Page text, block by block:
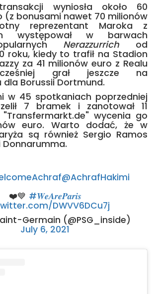
wyniosła około 60
(z bonusami nawet 70 milionów
reprezentant Maroka z
występował w barwach
Nerazzurrich od
roku, kiedy to trafił na Stadion
za 41 milionów euro z Realu
grał jeszcze na
dla Borussii Dortmund.
w 45 spotkaniach poprzedniej
7 bramek i zanotował 11
wycenia go
euro. Warto dodać, że w
są również Sergio Ramos
Donnarumma.
@AchrafHakimi
❤️💙 #𝑾𝒆𝑨𝒓𝒆𝑷𝒂𝒓𝒊𝒔
DWVV6DCu7j
Germain (@PSG_inside)
July 6, 2021